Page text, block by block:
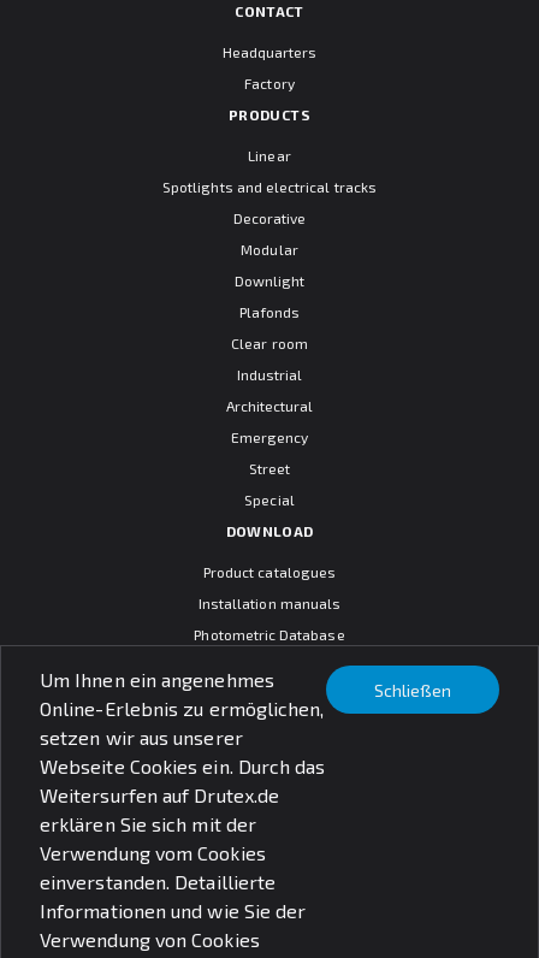
Um Ihnen ein angenehmes
Online-Erlebnis zu ermöglichen,
setzen wir aus unserer
Webseite Cookies ein. Durch das
Weitersurfen auf Drutex.de
erklären Sie sich mit der
Verwendung vom Cookies
einverstanden. Detaillierte
Informationen und wie Sie der
Verwendung von Cookies
Schließen
CONTACT
Headquarters
Factory
PRODUCTS
Linear
Spotlights and electrical tracks
Decorative
Modular
Downlight
Plafonds
Clear room
Industrial
Architectural
Emergency
Street
Special
DOWNLOAD
Product catalogues
Installation manuals
Photometric Database
SOCIAL MEDIA
© PXF Lighting sp. z o.o.
Rechtliche Fragen
Datenschutzbestimmungen